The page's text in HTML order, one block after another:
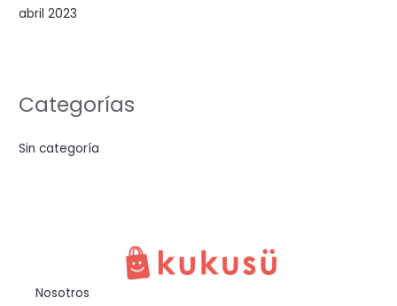
abril 2023
Categorías
Sin categoría
Nosotros